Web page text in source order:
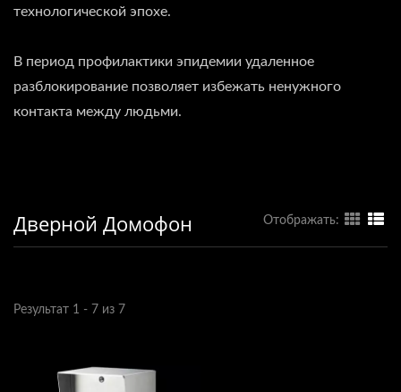
технологической эпохе.
В период профилактики эпидемии удаленное
разблокирование позволяет избежать ненужного
контакта между людьми.
Дверной Домофон Отображать:
Результат 1 - 7 из 7